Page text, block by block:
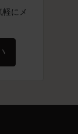
にメ